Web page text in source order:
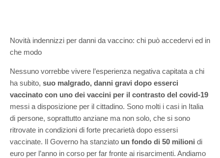
Novità indennizzi per danni da vaccino: chi può accedervi ed in
che modo
Nessuno vorrebbe vivere l’esperienza negativa capitata a chi
ha subito, suo malgrado, danni gravi dopo esserci
vaccinato con uno dei vaccini per il contrasto del covid-19
messi a disposizione per il cittadino. Sono molti i casi in Italia
di persone, soprattutto anziane ma non solo, che si sono
ritrovate in condizioni di forte precarietà dopo essersi
vaccinate. Il Governo ha stanziato un fondo di 50 milioni di
euro per l’anno in corso per far fronte ai risarcimenti. Andiamo